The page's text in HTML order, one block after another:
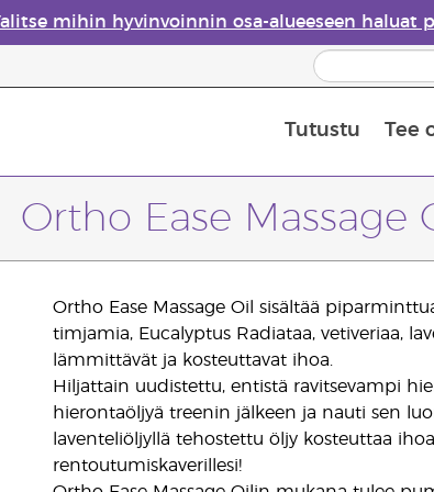
mihin hyvinvoinnin osa-alueeseen haluat
Tutustu Tee
Ortho Ease Massage
Ortho Ease Massage Oil sisältää
timjamia, Eucalyptus Radiataa, vetiveriaa,
lämmittävät ja kosteuttavat ihoa.
Hiljattain uudistettu, entistä ravitsevampi
hierontaöljyä treenin jälkeen ja nauti sen
laventeliöljyllä tehostettu öljy kosteuttaa
rentoutumiskaverillesi!